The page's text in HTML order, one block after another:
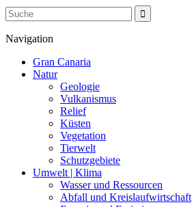
Navigation
Gran Canaria
Natur
Geologie
Vulkanismus
Relief
Küsten
Vegetation
Tierwelt
Schutzgebiete
Umwelt | Klima
Wasser und Ressourcen
Abfall und Kreislaufwirtschaft